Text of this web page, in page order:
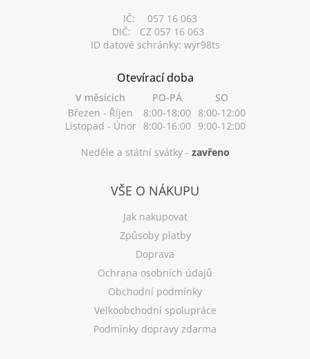
IČ:
057 16 063
DIČ:
CZ 057 16 063
ID datové schránky: wyr98ts
Otevírací doba
V měsících PO-PÁ
SO
Březen - Říjen
8:00-18:00 8:00-12:00
Listopad - Únor 8:00-16:00 9:00-12:00
Neděle a státní svátky - zavřeno
VŠE O NÁKUPU
Jak nakupovat
Způsoby platby
Doprava
Ochrana osobních údajů
Obchodní podmínky
Velkoobchodní spolupráce
Podmínky dopravy zdarma